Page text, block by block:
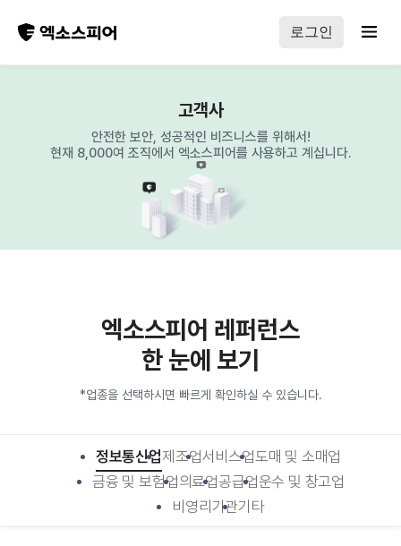
로그인
고객사
안전한 보안, 성공적인 비즈니스를 위해서!
현재 8,000여 조직에서 엑소스피어를 사용하고 계십니다.
엑소스피어 레퍼런스
한 눈에 보기
*업종을 선택하시면 빠르게 확인하실 수 있습니다.
정보통신업제조업서비스업도매 및 소매업
금융 및 보험업의료업공급업운수 및 창고업
비영리기관기타